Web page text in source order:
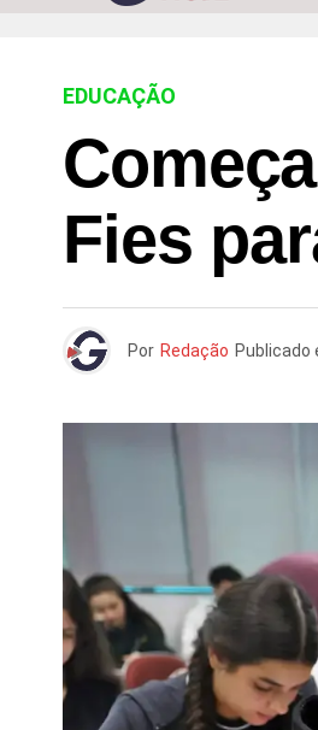
EDUCAÇÃO
Fies
Por Redação Publicado